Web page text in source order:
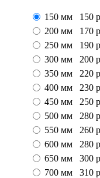
150 мм 150
200 мм
170
250 мм
190
300 мм
200
350 мм
220
400 мм
230
450 мм
250
500 мм
280
550 мм
260
600 мм
280
650 мм
300
700 мм
310